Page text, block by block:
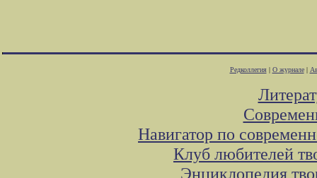
Редколлегия| О журнале|
Навигатор по
Клуб любителей
Энциклопедия